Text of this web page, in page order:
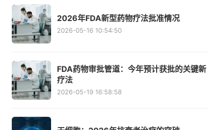
2026年FDA新型药物疗法批准情况
2026-05-16 10:54:50
FDA药物审批管道：今年预计获批的关键新
疗法
2026-05-19 16:58:58